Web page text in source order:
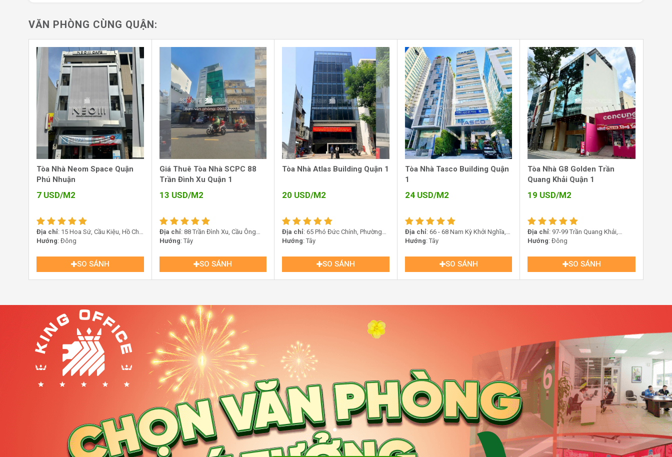
Vietcombank Tower, 260m đến Liberty Central Hotel, 400m đến Majestic Hotel.
Kết nối giao thương rộng khắp:
Saigonbank, cùng các tòa nhà văn phòng cao cấp như Le Meridien Saigon, Saigon Trade Center.
Sở hữu vị trí vàng ngay sát sông Sài Gòn, tòa nhà The Waterfront Saigon không chỉ mang lại lợi thế
về giao thông mà còn tạo dấu ấn đẳng cấp, nâng tầm thương hiệu cho bất kỳ doanh nghiệp nào đặt
văn phòng tại đây.
Lễ Tân Toà Nhà The Waterfront Saigon Tower Tôn Đức Thắng Quận 1
II. Quy mô và thiết kế The Waterfront Saigon
The Waterfront Saigon không chỉ ghi điểm ở vị trí mà còn tạo sức hút nhờ thiết kế hiện đại, quy mô
hợp lý và tính linh hoạt trong không gian văn phòng.
Tổng quy mô:27 tầng cao cùng 4 tầng hầm rộng rãi.
Diện tích sử dụng:
Gần 6.000m² sàn văn phòng, diện tích sàn mỗi tầng lên đến hơn 919m², phù
hợp cho doanh nghiệp lớn đến vừa và nhỏ.
VĂN PHÒNG CÙNG QUẬN:
Tòa Nhà Neom Space Quận
Phú Nhuận
7 USD/M2
Địa chỉ: 15 Hoa Sứ, Cầu Kiệu, Hồ Chí
Minh, Việt Nam
Hướng : Đông
SO SÁNH
Giá Thuê Tòa Nhà SCPC 88
Trần Đình Xu Quận 1
13 USD/M2
Địa chỉ: 88 Trần Đình Xu, Cầu Ông
Lãnh, Hồ Chí Minh, Việt Nam
Hướng : Tây
SO SÁNH
Tòa Nhà Atlas Building Quận 1
20 USD/M2
Địa chỉ: 65 Phó Đức Chính, Phường
Bến Thành, Hồ Chí Minh
Hướng : Tây
SO SÁNH
Tòa Nhà Tasco Building Quận
1
24USD/M2
Địa chỉ: 66 - 68 Nam Kỳ Khởi Nghĩa,
Phường Sài Gòn, TP.HCM
Hướng : Tây
SO SÁNH
Tòa Nhà G8 Golden Trần
Quang Khải Quận 1
19 USD/M2
Địa chỉ: 97-99 Trần Quang Khải,
Phường Tân Định, TP HCM
Hướng : Đông
SO SÁNH
.
.